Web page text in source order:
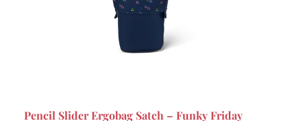
Pencil Slider Ergobag Satch – Funky Friday